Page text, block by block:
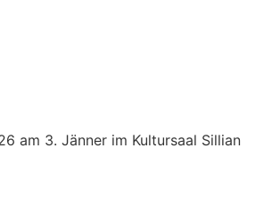
am 3. Jänner im Kultursaal Sillian